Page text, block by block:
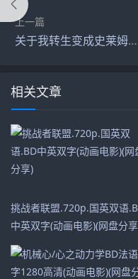
上一篇
关于我转生变成史莱姆这档事 红莲之绊篇剧场版
相关文章
挑战者联盟.720p.国英双语
中英双字(动画电影)(网盘分